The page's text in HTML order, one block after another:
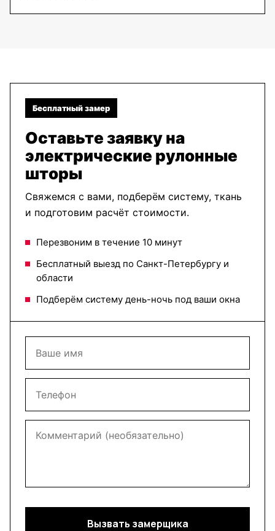
Бесплатный замер
Оставьте заявку на
электрические рулонные
шторы
Свяжемся с вами, подберём систему, ткань
и подготовим расчёт стоимости.
Перезвоним в течение 10 минут
Бесплатный выезд по Санкт-Петербургу и
области
Подберём систему день-ночь под ваши окна
Вызвать замерщика